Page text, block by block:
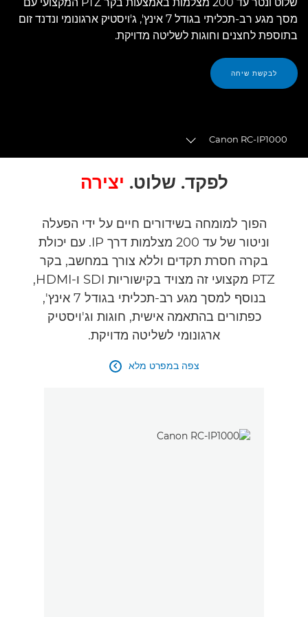
מסך מגע רב-תכליתי בגודל 7 אינץ', ג'ויסטיק ארגונומי ונדנד זום
בתוספת לחצנים וחוגות לשליטה מדויקת.
לבקשת שיחה
Canon RC-IP1000
Toggle breadcrumbs
לפקד. שלוט. יצירה
הפוך למומחה בשידורים חיים על ידי הפעלה
וניטור של עד 200 מצלמות דרך IP. עם יכולת
בקרה חסרת תקדים וללא צורך במחשב, בקר
PTZ מקצועי זה מצויד בקישוריות SDI ו-HDMI,
בנוסף למסך מגע רב-תכליתי בגודל 7 אינץ',
כפתורים בהתאמה אישית, חוגות וג'ויסטיק
ארגונומי לשליטה מדויקת.
צפה במפרט מלא 